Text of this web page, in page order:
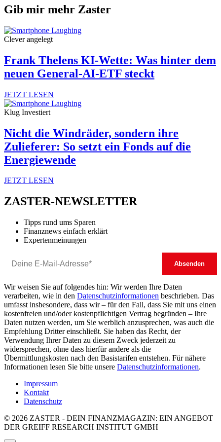
Gib mir mehr Zaster
Clever angelegt
Frank Thelens KI-Wette: Was hinter dem
neuen General-AI-ETF steckt
JETZT LESEN
Klug Investiert
Nicht die Windräder, sondern ihre
Zulieferer: So setzt ein Fonds auf die
Energiewende
JETZT LESEN
ZASTER-NEWSLETTER
Tipps rund ums Sparen
Finanznews einfach erklärt
Expertenmeinungen
Wir weisen Sie auf folgendes hin: Wir werden Ihre Daten
verarbeiten, wie in den Datenschutzinformationen beschrieben. Das
umfasst insbesondere, dass wir – für den Fall, dass Sie mit uns einen
kostenfreien und/oder kostenpflichtigen Vertrag begründen – Ihre
Daten nutzen werden, um Sie werblich anzusprechen, was auch die
Empfehlung Dritter einschließt. Sie haben das Recht, der
Verwendung Ihrer Daten zu diesem Zweck jederzeit zu
widersprechen, ohne dass hierfür andere als die
Übermittlungskosten nach den Basistarifen entstehen. Für nähere
Informationen lesen Sie bitte unsere Datenschutzinformationen.
Impressum
Kontakt
Datenschutz
© 2026 ZASTER - DEIN FINANZMAGAZIN: EIN ANGEBOT
DER GREIFF RESEARCH INSTITUT GMBH